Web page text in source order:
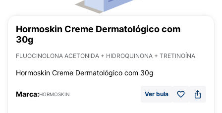
Hormoskin Creme Dermatológico com
30g
FLUOCINOLONA ACETONIDA + HIDROQUINONA + TRETINOÍNA
Hormoskin Creme Dermatológico com 30g
Marca:HORMOSKIN Ver bula